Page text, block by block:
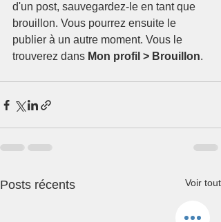
d'un post, sauvegardez-le en tant que
brouillon. Vous pourrez ensuite le
publier à un autre moment. Vous le
trouverez dans Mon profil > Brouillon.
Posts récents Voir tout